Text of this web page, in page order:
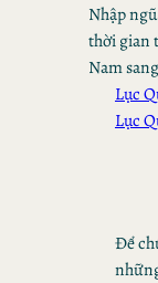
Nhập
thời gian
Nam
Lục
Lục
Để